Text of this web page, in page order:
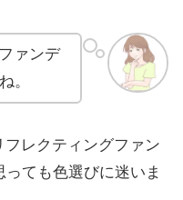
ァンデ
。
レクティングファン
ても色選びに迷いま